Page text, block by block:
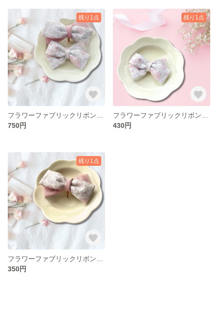
残り1点
750円
残り1点
430円
残り1点
350円